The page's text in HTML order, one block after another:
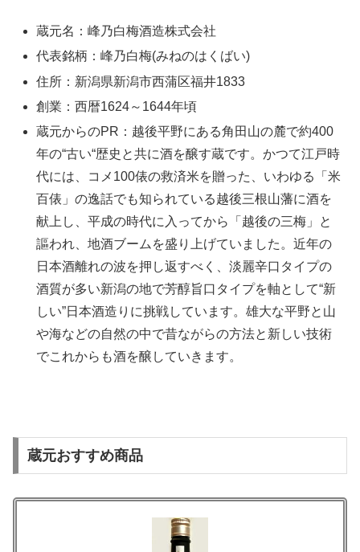
蔵元名：峰乃白梅酒造株式会社
代表銘柄：峰乃白梅(みねのはくばい)
住所：新潟県新潟市西蒲区福井1833
創業：西暦1624～1644年頃
蔵元からのPR：越後平野にある角田山の麓で約400
年の“古い“歴史と共に酒を醸す蔵です。かつて江戸時
代には、コメ100俵の救済米を贈った、いわゆる「米
百俵」の逸話でも知られている越後三根山藩に酒を
献上し、平成の時代に入ってから「越後の三梅」と
謳われ、地酒ブームを盛り上げていました。近年の
日本酒離れの波を押し返すべく、淡麗辛口タイプの
酒質が多い新潟の地で芳醇旨口タイプを軸として“新
しい”日本酒造りに挑戦しています。雄大な平野と山
や海などの自然の中で昔ながらの方法と新しい技術
でこれからも酒を醸していきます。
蔵元おすすめ商品